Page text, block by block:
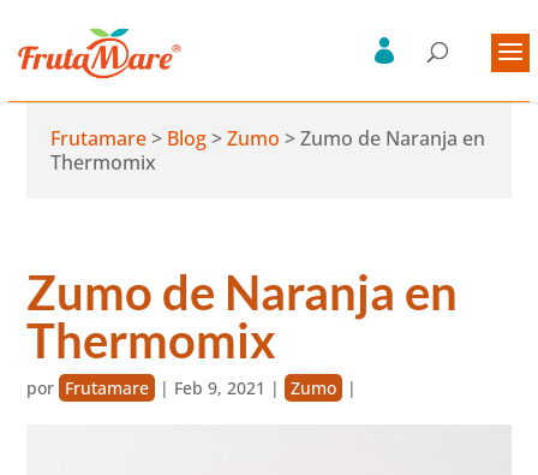
Frutamare> Blog>Zumo >Zumo de Naranja en
Thermomix
Zumo de Naranja en
Thermomix
por Frutamare | Feb 9, 2021 | Zumo |